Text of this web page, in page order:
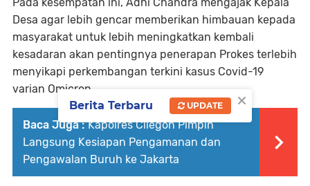
Desa agar lebih gencar memberikan himbauan kepada
masyarakat untuk lebih meningkatkan kembali
kesadaran akan pentingnya penerapan Prokes terlebih
menyikapi perkembangan terkini kasus Covid-19
varian Omicron.
Baca Juga : Kapolres Cilegon Pimpin
Langsung Kesiapan Pengamanan dan
Pengawalan Buruh ke Jakarta
×
Berita Terbaru UPDATE